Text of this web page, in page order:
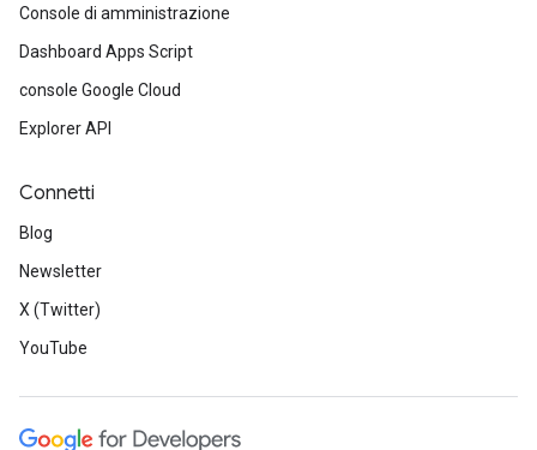
Console di amministrazione
Dashboard Apps Script
console Google Cloud
Explorer API
Connetti
Blog
Newsletter
X (Twitter)
YouTube